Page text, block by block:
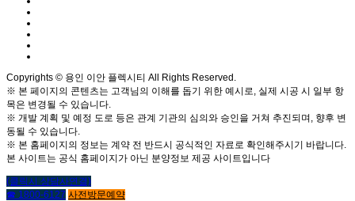
Copyrights © 용인 이안 플렉시티 All Rights Reserved.
※ 본 페이지의 콘텐츠는 고객님의 이해를 돕기 위한 예시로, 실제 시공 시 일부 항
목은 변경될 수 있습니다.
※ 개발 계획 및 예정 도로 등은 관계 기관의 심의와 승인을 거쳐 추진되며, 향후 변
동될 수 있습니다.
※ 본 홈페이지의 정보는 계약 전 반드시 공식적인 자료로 확인해주시기 바랍니다.
본 사이트는 공식 홈페이지가 아닌 분양정보 제공 사이트입니다
(클릭시 상담사연결)
☎ 1800-6127 사전방문예약